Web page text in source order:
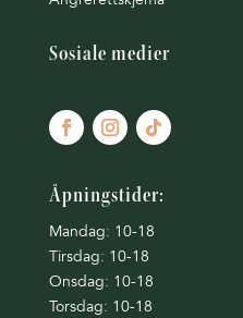
Sosiale medier
Åpningstider:
Mandag: 10-18
Tirsdag: 10-18
Onsdag: 10-18
Torsdag: 10-18